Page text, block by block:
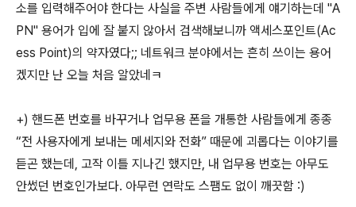
소를 입력해주어야 한다는 사실을 주변 사람들에게 얘기하는데 "A
PN" 용어가 입에 잘 붙지 않아서 검색해보니까 액세스포인트(Ac
ess Point)의 약자였다;; 네트워크 분야에서는 흔히 쓰이는 용어
겠지만 난 오늘 처음 알았네ㅋ
+) 핸드폰 번호를 바꾸거나 업무용 폰을 개통한 사람들에게 종종
“전 사용자에게 보내는 메세지와 전화” 때문에 괴롭다는 이야기를
듣곤 했는데, 고작 이틀 지나긴 했지만, 내 업무용 번호는 아무도
안썼던 번호인가보다. 아무런 연락도 스팸도 없이 깨끗함 :)